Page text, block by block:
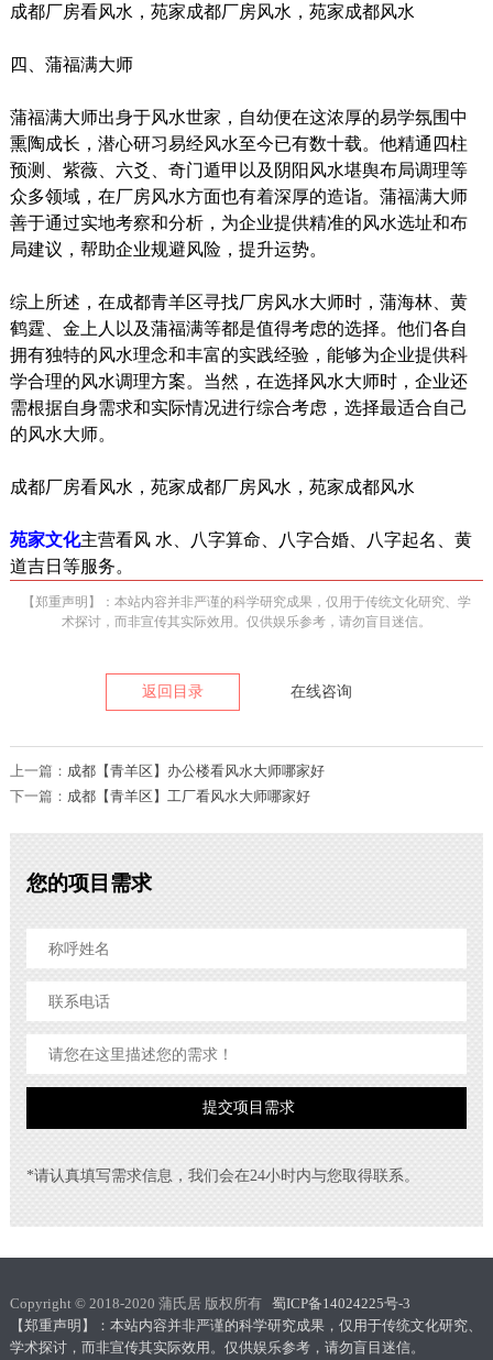
成都厂房看风水，苑家成都厂房风水，苑家成都风水
四、蒲福满大师
蒲福满大师出身于风水世家，自幼便在这浓厚的易学氛围中
熏陶成长，潜心研习易经风水至今已有数十载。他精通四柱
预测、紫薇、六爻、奇门遁甲以及阴阳风水堪舆布局调理等
众多领域，在厂房风水方面也有着深厚的造诣。蒲福满大师
善于通过实地考察和分析，为企业提供精准的风水选址和布
局建议，帮助企业规避风险，提升运势。
综上所述，在成都青羊区寻找厂房风水大师时，蒲海林、黄
鹤霆、金上人以及蒲福满等都是值得考虑的选择。他们各自
拥有独特的风水理念和丰富的实践经验，能够为企业提供科
学合理的风水调理方案。当然，在选择风水大师时，企业还
需根据自身需求和实际情况进行综合考虑，选择最适合自己
的风水大师。
成都厂房看风水，苑家成都厂房风水，苑家成都风水
苑家文化主营看风 水、八字算命、八字合婚、八字起名、黄
道吉日等服务。
【郑重声明】：本站内容并非严谨的科学研究成果，仅用于传统文化研究、学
术探讨，而非宣传其实际效用。仅供娱乐参考，请勿盲目迷信。
返回目录 在线咨询
上一篇： 成都【青羊区】办公楼看风水大师哪家好
下一篇： 成都【青羊区】工厂看风水大师哪家好
您的项目需求
*请认真填写需求信息，我们会在24小时内与您取得联系。
Copyright © 2018-2020 蒲氏居 版权所有 蜀ICP备14024225号-3
【郑重声明】：本站内容并非严谨的科学研究成果，仅用于传统文化研究、
学术探讨，而非宣传其实际效用。仅供娱乐参考，请勿盲目迷信。